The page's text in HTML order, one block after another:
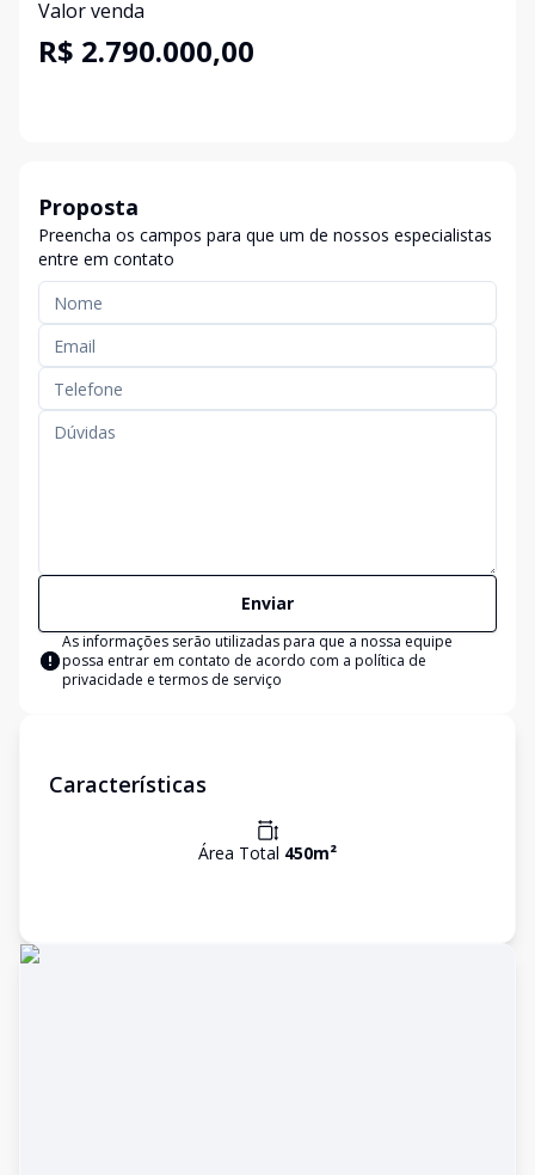
Valor venda
R$ 2.790.000,00
Proposta
Preencha os campos para que um de nossos especialistas
entre em contato
Enviar
As informações serão utilizadas para que a nossa equipe
possa entrar em contato de acordo com a política de
privacidade e termos de serviço
Características
Área Total 450m²